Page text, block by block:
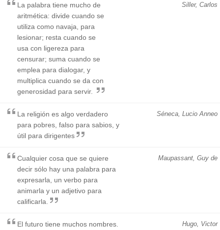
Siller, Carlos
La palabra tiene mucho de
aritmética: divide cuando se
utiliza como navaja, para
lesionar; resta cuando se
usa con ligereza para
censurar; suma cuando se
emplea para dialogar, y
multiplica cuando se da con
generosidad para servir.
Séneca, Lucio Anneo
La religión es algo verdadero
para pobres, falso para sabios, y
útil para dirigentes
Maupassant, Guy de
Cualquier cosa que se quiere
decir sólo hay una palabra para
expresarla, un verbo para
animarla y un adjetivo para
calificarla.
Hugo, Victor
El futuro tiene muchos nombres.